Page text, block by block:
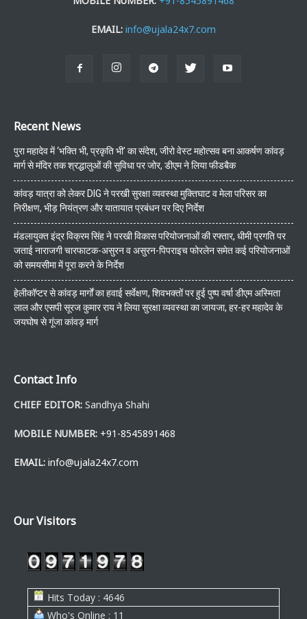
EMAIL: info@ujala24x7.com
Recent News
पुरा महादेव में ‘भक्ति भी, प्रकृति भी’ का संदेश, जीरो वेस्ट महोत्सव बना आकर्षण कांवड़
मार्ग से मंदिर तक श्रद्धालुओं की सुविधा पर जोर, डीएम ने लिया फीडबैक
कांवड़ यात्रा को लेकर DIG ने परखी सुरक्षा व्यवस्था मुक्तिघाट व मेला परिसर का
निरीक्षण, भीड़ नियंत्रण और यातायात प्रबंधन पर दिए निर्देश
मंडलायुक्त इंद्र विक्रम सिंह ने परखी विकास परियोजनाओं की रफ्तार, धीमी प्रगति पर
जताई नाराजगी चारफाटक-असुरन व असुरन-पिपराइच फोरलेन समेत कई परियोजनाओं
को समयसीमा में पूरा करने के निर्देश
हेलीकॉप्टर से कांवड़ मार्गों का हवाई सर्वेक्षण, शिवभक्तों पर हुई पुष्प वर्षा डीएम अस्मिता
लाल और एसपी सूरज कुमार राय ने लिया सुरक्षा व्यवस्था का जायजा, हर-हर महादेव के
जयघोष से गूंजा कांवड़ मार्ग
Contact Info
CHIEF EDITOR: Sandhya Shahi
MOBILE NUMBER: +91-8545891468
EMAIL: info@ujala24x7.com
Our Visitors
Hits Today : 4646
Who's Online : 11